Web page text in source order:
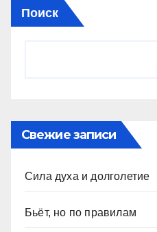
Поиск
Свежие записи
Сила духа и долголетие
Бьёт, но по правилам